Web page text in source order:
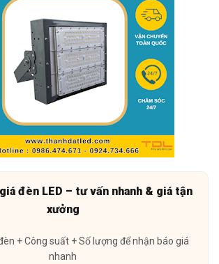
đèn LED – tư vấn nhanh & giá tận
xưởng
+ Công suất + Số lượng để nhận báo giá
nhanh